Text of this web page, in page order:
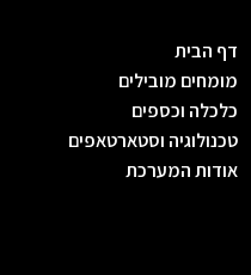
דף הבית
מומחים מובילים
כלכלה וכספים
טכנולוגיה וסטארטאפים
אודות המערכת